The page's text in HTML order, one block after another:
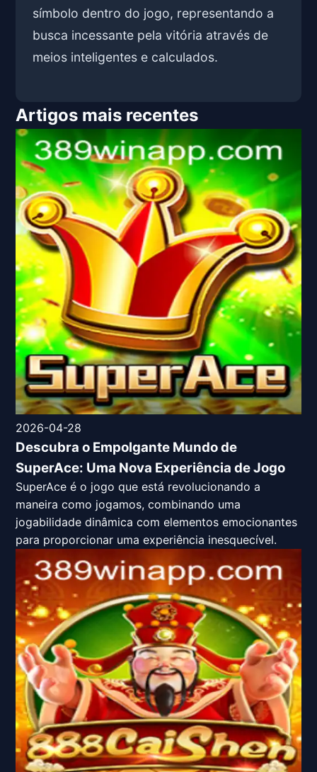
símbolo dentro do jogo, representando a
busca incessante pela vitória através de
meios inteligentes e calculados.
Artigos mais recentes
2026-04-28
Descubra o Empolgante Mundo de
SuperAce: Uma Nova Experiência de Jogo
SuperAce é o jogo que está revolucionando a
maneira como jogamos, combinando uma
jogabilidade dinâmica com elementos emocionantes
para proporcionar uma experiência inesquecível.